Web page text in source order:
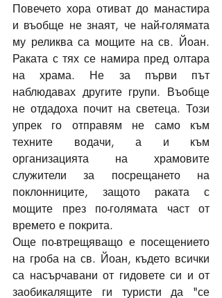
Повечето хора отиват до манастира
и въобще не знаят, че най-голямата
му реликва са мощите на св. Йоан.
Раката с тях се намира пред олтара
на храма. Не за първи път
наблюдавах другите групи. Въобще
не отдадоха почит на светеца. Този
упрек го отправям не само към
техните водачи, а и към
организацията на храмовите
служители за посрещането на
поклонниците, защото раката с
мощите през по-голямата част от
времето е покрита.
Още по-втрещяващо е посещението
на гроба на св. Йоан, където всички
са насърчавани от гидовете си и от
заобикалящите ги туристи да "се